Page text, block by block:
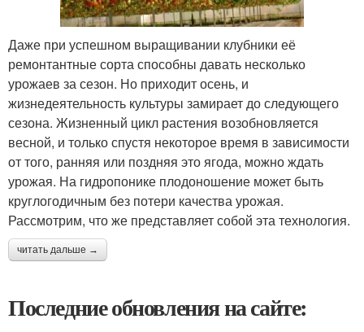
Даже при успешном выращивании клубники её
ремонтантные сорта способны давать несколько
урожаев за сезон. Но приходит осень, и
жизнедеятельность культуры замирает до следующего
сезона. Жизненный цикл растения возобновляется
весной, и только спустя некоторое время в зависимости
от того, ранняя или поздняя это ягода, можно ждать
урожая. На гидропонике плодоношение может быть
круглогодичным без потери качества урожая.
Рассмотрим, что же представляет собой эта технология.
читать дальше →
Последние обновления на сайте: